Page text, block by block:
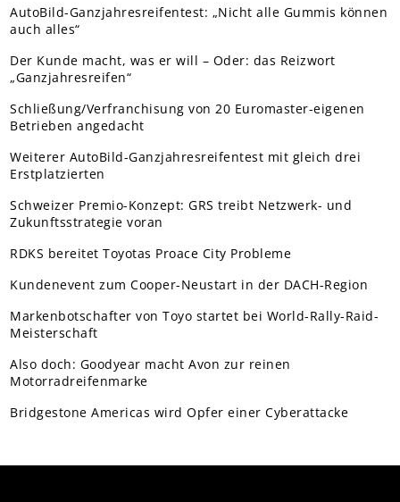
AutoBild-Ganzjahresreifentest: „Nicht alle Gummis können
auch alles“
Der Kunde macht, was er will – Oder: das Reizwort
„Ganzjahresreifen“
Schließung/Verfranchisung von 20 Euromaster-eigenen
Betrieben angedacht
Weiterer AutoBild-Ganzjahresreifentest mit gleich drei
Erstplatzierten
Schweizer Premio-Konzept: GRS treibt Netzwerk- und
Zukunftsstrategie voran
RDKS bereitet Toyotas Proace City Probleme
Kundenevent zum Cooper-Neustart in der DACH-Region
Markenbotschafter von Toyo startet bei World-Rally-Raid-
Meisterschaft
Also doch: Goodyear macht Avon zur reinen
Motorradreifenmarke
Bridgestone Americas wird Opfer einer Cyberattacke